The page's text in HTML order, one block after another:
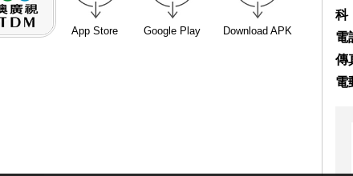
App Store Google Play Download APK
科
電
傳
電